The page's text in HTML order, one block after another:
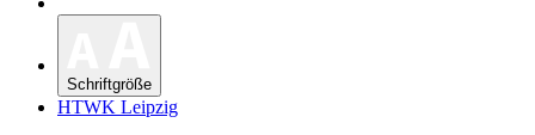
Schriftgröße
HTWK Leipzig